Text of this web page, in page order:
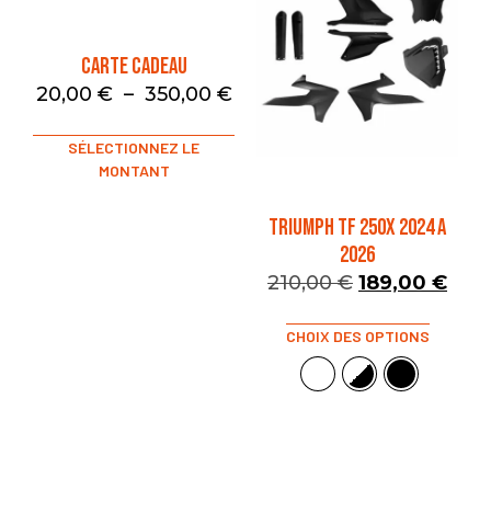
Carte Cadeau
20,00 € – 350,00 €
SÉLECTIONNEZ LE
MONTANT
TRIUMPH TF 250X 2024 A
2026
210,00€ 189,00 €
CHOIX DES OPTIONS